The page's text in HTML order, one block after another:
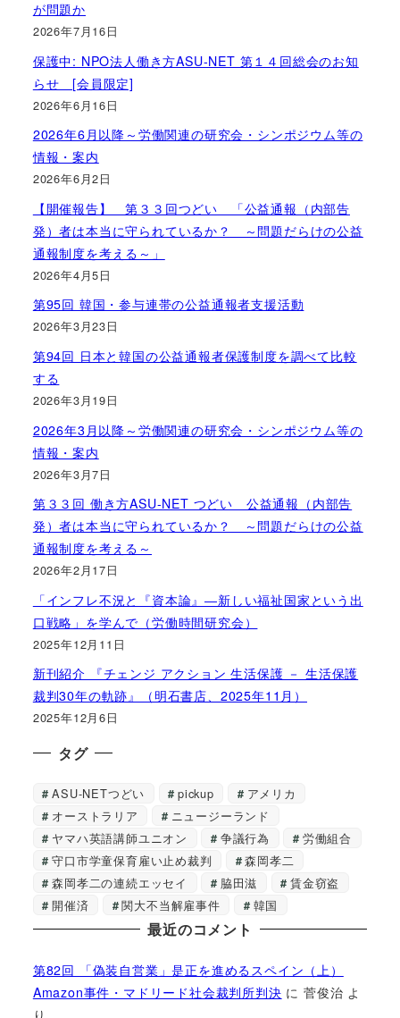
が問題か
2026年7月16日
保護中: NPO法人働き方ASU-NET 第１４回総会のお知
らせ [会員限定]
2026年6月16日
2026年6月以降～労働関連の研究会・シンポジウム等の
情報・案内
2026年6月2日
【開催報告】 第３３回つどい 「公益通報（内部告
発）者は本当に守られているか？ ～問題だらけの公益
通報制度を考える～」
2026年4月5日
第95回 韓国・参与連帯の公益通報者支援活動
2026年3月23日
第94回 日本と韓国の公益通報者保護制度を調べて比較
する
2026年3月19日
2026年3月以降～労働関連の研究会・シンポジウム等の
情報・案内
2026年3月7日
第３３回 働き方ASU-NET つどい 公益通報（内部告
発）者は本当に守られているか？ ～問題だらけの公益
通報制度を考える～
2026年2月17日
「インフレ不況と『資本論』―新しい福祉国家という出
口戦略」を学んで（労働時間研究会）
2025年12月11日
新刊紹介 『チェンジ アクション 生活保護 － 生活保護
裁判30年の軌跡』（明石書店、2025年11月）
2025年12月6日
タグ
ASU-NETつどい pickup
アメリカ
オーストラリア
ニュージーランド
ヤマハ英語講師ユニオン
争議行為
労働組合
守口市学童保育雇い止め裁判
森岡孝二
森岡孝二の連続エッセイ
脇田滋
賃金窃盗
開催済
関大不当解雇事件 韓国
最近のコメント
第82回 「偽装自営業」是正を進めるスペイン（上）
Amazon事件・マドリード社会裁判所判決 に菅俊治 よ
り